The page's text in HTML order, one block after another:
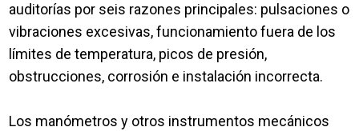
auditorías por seis razones principales: pulsaciones o
vibraciones excesivas, funcionamiento fuera de los
límites de temperatura, picos de presión,
obstrucciones, corrosión e instalación incorrecta.
Los manómetros y otros instrumentos mecánicos